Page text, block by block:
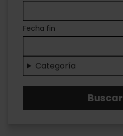
VALÈNCIA
Fecha fin
Categoría
Buscar